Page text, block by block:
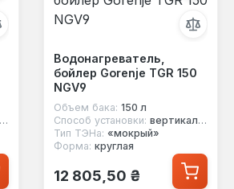
Водонагреватель,
бойлер Gorenje TGR 150
NGV9
Объем бака: 150 л
Способ установки: вертикальный
Тип ТЭНа: «мокрый»
Форма: круглая
Обычная цена:
12 805,50 ₴